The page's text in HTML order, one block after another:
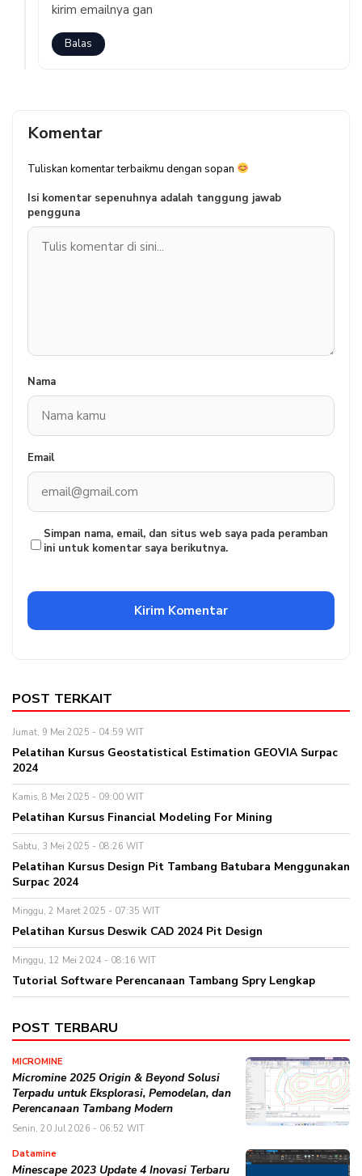
kirim emailnya gan
Balas
Komentar
Tuliskan komentar terbaikmu dengan sopan
Isi komentar sepenuhnya adalah tanggung jawab
pengguna
Nama
Email
Simpan nama, email, dan situs web saya pada peramban
ini untuk komentar saya berikutnya.
POST TERKAIT
Jumat, 9 Mei 2025 - 04:59 WIT
Pelatihan Kursus Geostatistical Estimation GEOVIA Surpac
2024
Kamis, 8 Mei 2025 - 09:00 WIT
Pelatihan Kursus Financial Modeling For Mining
Sabtu, 3 Mei 2025 - 08:26 WIT
Pelatihan Kursus Design Pit Tambang Batubara Menggunakan
Surpac 2024
Minggu, 2 Maret 2025 - 07:35 WIT
Pelatihan Kursus Deswik CAD 2024 Pit Design
Minggu, 12 Mei 2024 - 08:16 WIT
Tutorial Software Perencanaan Tambang Spry Lengkap
POST TERBARU
MICROMINE
Micromine 2025 Origin & Beyond Solusi
Terpadu untuk Eksplorasi, Pemodelan, dan
Perencanaan Tambang Modern
Senin, 20 Jul 2026 - 06:52 WIT
Datamine
Minescape 2023 Update 4 Inovasi Terbaru